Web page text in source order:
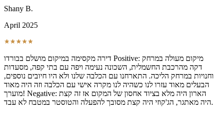
Shany B.
April 2025
דירה מקסימה במיקום מושלם בבורדו Positive: מיקום מעולה במרחק
דקה מהרכבת החשמלית, השכונה נעימה ויפה עם בתי קפה, מסעדות
וחנויות במרחק הליכה. התארחנו עם הכלבה שלנו ולא היו חיובים נוספים,
הבעלים מאוד עזרו לנו כשהיה לנו מקרה אישי עם הכלבה וזה היה מאוד
מוערך! Negative: הארון היה מלא בציוד אחסון של המקום אז זה קצת
היה מאתגר, הג'קוזי היה קצת מסובך להפעלה והטוסטר במטבח לא עבד.